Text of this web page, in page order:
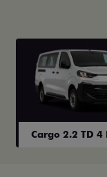
Cargo 2.2 TD 4